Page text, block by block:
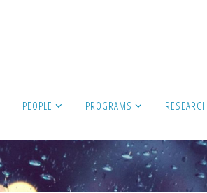
PEOPLE PROGRAMS RESEARCH